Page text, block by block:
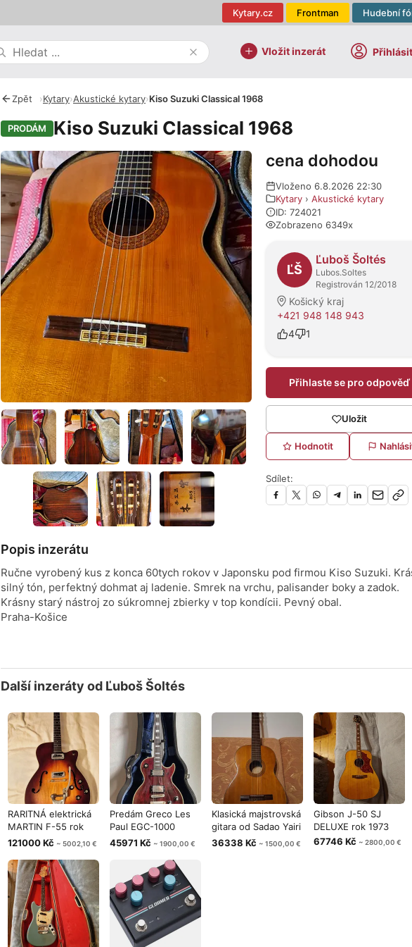
Hudební
Frontman
Kytary.cz
Vložit inzerát
Zpět ›Kytary›Akustické kytary›Kiso Suzuki Classical 1968
PRODÁM Kiso Suzuki Classical 1968
Fotografie cena dohodou
Vloženo 6.8.2026 22:30
Kytary › Akustické kytary
ID: 724021
Zobrazeno 6349x
O prodejci
ĽŠ
Ľuboš Šoltés
Lubos.Soltes
Registrován 12/2018
Košický kraj
+421 948 148 943
4
1
Přihlaste se pro odpověď
Uložit
Hodnotit
Sdílet:
Popis inzerátu
Ručne vyrobený kus z konca 60tych rokov v Japonsku pod firmou Kiso Suzuki.
silný tón, perfektný dohmat aj ladenie. Smrek na vrchu, palisander boky a zadok.
Krásny starý nástroj zo súkromnej zbierky v top kondícii. Pevný obal.
Praha-Košice
Další inzeráty od Ľuboš Šoltés
RARITNÁ elektrická
MARTIN F-55 rok
1962
121000 Kč ~ 5002,10 €
Predám Greco Les
Paul EGC-1000
CUSTOM rok 197
45971 Kč ~ 1900,00 €
Klasická majstrovská
gitara od Sadao Yairi
ro
36338 Kč ~ 1500,00 €
Gibson J-50 SJ
DELUXE rok 1973
67746 Kč ~ 2800,00 €